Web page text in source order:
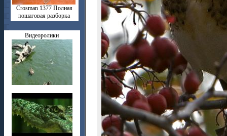
Crosman 1377 Полная
пошаговая разборка
Видеоролики